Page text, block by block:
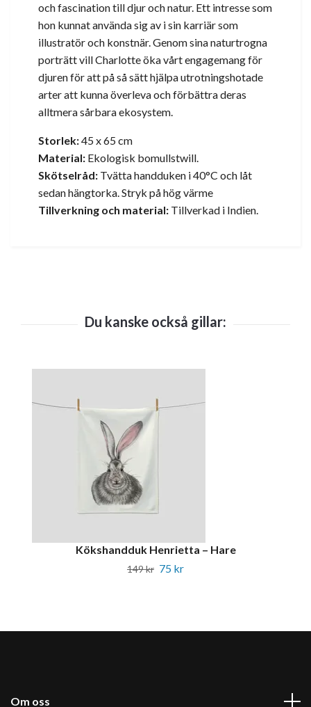
och fascination till djur och natur. Ett intresse som
hon kunnat använda sig av i sin karriär som
illustratör och konstnär. Genom sina naturtrogna
porträtt vill Charlotte öka vårt engagemang för
djuren för att på så sätt hjälpa utrotningshotade
arter att kunna överleva och förbättra deras
alltmera sårbara ekosystem.
Storlek:45 x 65 cm
Material: Ekologisk bomullstwill.
Skötselråd: Tvätta handduken i 40°C och låt
sedan hängtorka. Stryk på hög värme
Tillverkning och material: Tillverkad i Indien.
Kökshandduk Henrietta – Hare
149 kr 75 kr
Om oss